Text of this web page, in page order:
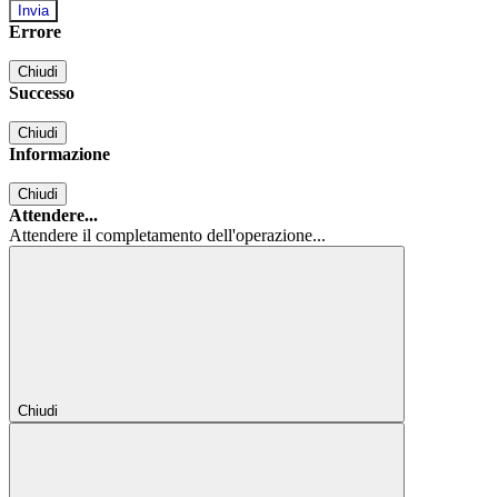
Errore
Chiudi
Successo
Chiudi
Informazione
Chiudi
Attendere...
Attendere il completamento dell'operazione...
Chiudi